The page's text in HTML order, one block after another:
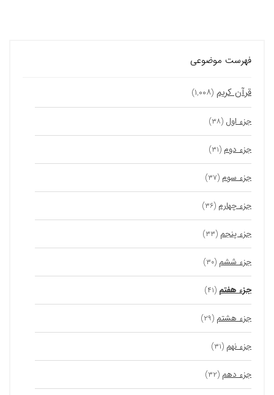
فهرست موضوعی
قرآن کریم (۱,۰۰۸)
جزء اول (۳۸)
جزء دوم (۳۱)
جزء سوم (۳۷)
جزء چهارم (۳۶)
جزء پنجم (۳۳)
جزء ششم (۳۰)
جزء هفتم (۴۱)
جزء هشتم (۲۹)
جزء نهم (۳۱)
جزء دهم (۳۲)